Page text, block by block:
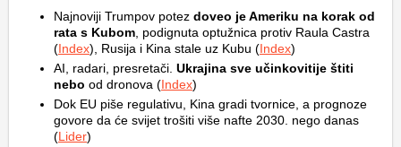
Najnoviji Trumpov potez doveo je Ameriku na korak od
rata s Kubom , podignuta optužnica protiv Raula Castra
(Index), Rusija i Kina stale uz Kubu (Index)
AI, radari, presretači. Ukrajina sve učinkovitije štiti
nebo od dronova (Index)
Dok EU piše regulativu, Kina gradi tvornice, a prognoze
govore da će svijet trošiti više nafte 2030. nego danas
(Lider)